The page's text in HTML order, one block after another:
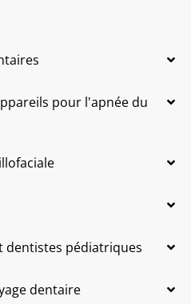
pour l'apnée du
dentistes pédiatriques
dentaire